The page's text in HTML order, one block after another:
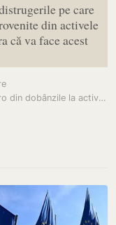
pe care
din activele
că va face acest
UE va da Ucrainei 1,4 miliarde de euro din dobânzile la activele…